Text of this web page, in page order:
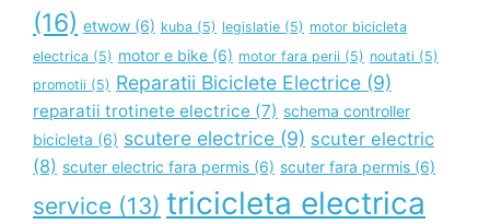
(16) etwow (6) kuba (5) legislatie (5) motor bicicleta
electrica (5) motor e bike (6) motor fara perii (5) noutati (5)
promotii (5) Reparatii Biciclete Electrice (9)
reparatii trotinete electrice (7) schema controller
bicicleta (6) scutere electrice (9) scuter electric
(8) scuter electric fara permis (6) scuter fara permis (6)
service (13) tricicleta electrica